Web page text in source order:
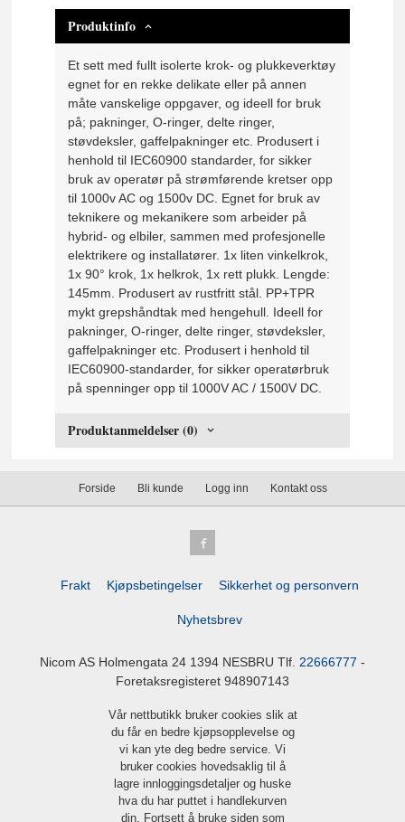
Produktinfo
Et sett med fullt isolerte krok- og plukkeverktøy
egnet for en rekke delikate eller på annen
måte vanskelige oppgaver, og ideell for bruk
på; pakninger, O-ringer, delte ringer,
støvdeksler, gaffelpakninger etc. Produsert i
henhold til IEC60900 standarder, for sikker
bruk av operatør på strømførende kretser opp
til 1000v AC og 1500v DC. Egnet for bruk av
teknikere og mekanikere som arbeider på
hybrid- og elbiler, sammen med profesjonelle
elektrikere og installatører. 1x liten vinkelkrok,
1x 90° krok, 1x helkrok, 1x rett plukk. Lengde:
145mm. Produsert av rustfritt stål. PP+TPR
mykt grepshåndtak med hengehull. Ideell for
pakninger, O-ringer, delte ringer, støvdeksler,
gaffelpakninger etc. Produsert i henhold til
IEC60900-standarder, for sikker operatørbruk
på spenninger opp til 1000V AC / 1500V DC.
Produktanmeldelser (0)
Forside Bli kunde Logg inn Kontakt oss
Frakt Kjøpsbetingelser Sikkerhet og personvern
Nyhetsbrev
Nicom AS Holmengata 24 1394 NESBRU Tlf. 22666777 -
Foretaksregisteret 948907143
Vår nettbutikk bruker cookies slik at
du får en bedre kjøpsopplevelse og
vi kan yte deg bedre service. Vi
bruker cookies hovedsaklig til å
lagre innloggingsdetaljer og huske
hva du har puttet i handlekurven
din. Fortsett å bruke siden som